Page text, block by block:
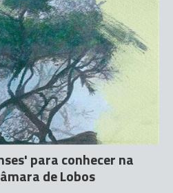
para conhecer na
de Lobos